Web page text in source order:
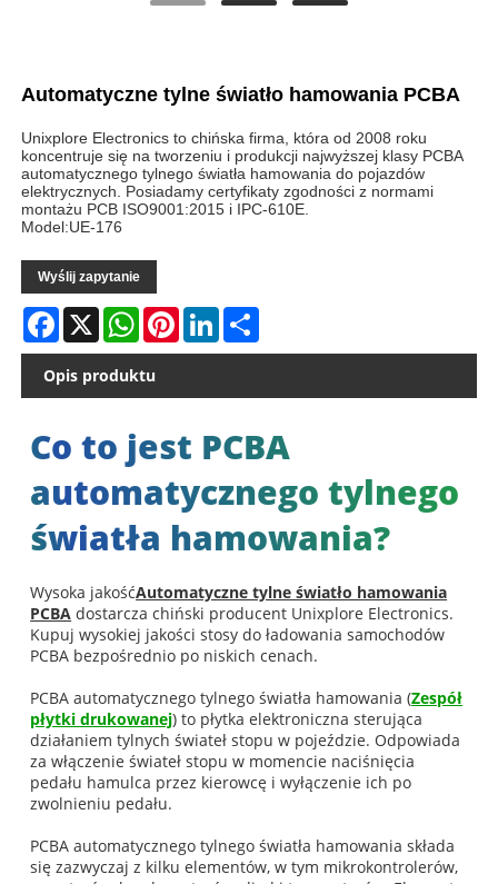
Automatyczne tylne światło hamowania PCBA
Unixplore Electronics to chińska firma, która od 2008 roku
koncentruje się na tworzeniu i produkcji najwyższej klasy PCBA
automatycznego tylnego światła hamowania do pojazdów
elektrycznych. Posiadamy certyfikaty zgodności z normami
montażu PCB ISO9001:2015 i IPC-610E.
Model:UE-176
Wyślij zapytanie
Facebook
X WhatsAppPinterestLinkedInShare
Opis produktu
Co to jest PCBA
automatycznego tylnego
światła hamowania?
Wysoka jakośćAutomatyczne tylne światło hamowania
PCBA dostarcza chiński producent Unixplore Electronics.
Kupuj wysokiej jakości stosy do ładowania samochodów
PCBA bezpośrednio po niskich cenach.
PCBA automatycznego tylnego światła hamowania (Zespół
płytki drukowanej) to płytka elektroniczna sterująca
działaniem tylnych świateł stopu w pojeździe. Odpowiada
za włączenie świateł stopu w momencie naciśnięcia
pedału hamulca przez kierowcę i wyłączenie ich po
zwolnieniu pedału.
PCBA automatycznego tylnego światła hamowania składa
się zazwyczaj z kilku elementów, w tym mikrokontrolerów,